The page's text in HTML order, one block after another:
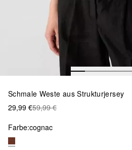
Schmale Weste aus Strukturjersey
29,99 €59,99 €
Farbe:cognac